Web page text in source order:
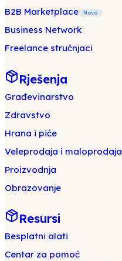
B2B Marketplace
Novo
Business Network
Freelance stručnjaci
Rješenja
Građevinarstvo
Zdravstvo
Hrana i piće
Veleprodaja i maloprodaja
Proizvodnja
Obrazovanje
Resursi
Besplatni alati
Centar za pomoć